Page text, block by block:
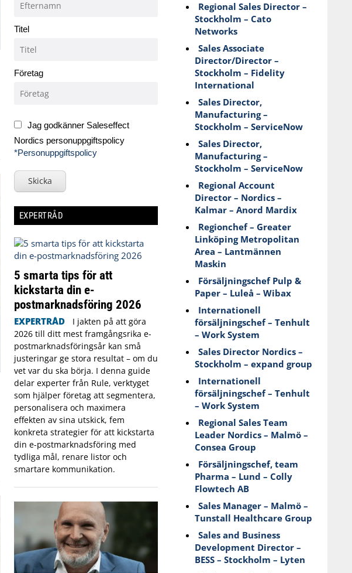
Titel
Företag
Jag godkänner Saleseffect
Nordics personuppgiftspolicy
*Personuppgiftspolicy
Skicka
EXPERTRÅD
5 smarta tips för att
kickstarta din e-
postmarknadsföring 2026
EXPERTRÅD
I jakten på att göra
2026 till ditt mest framgångsrika e-
postmarknadsföringsår kan små
justeringar ge stora resultat – om du
vet var du ska börja. I denna guide
delar experter från Rule, verktyget
som hjälper företag att segmentera,
personalisera och maximera
effekten av sina utskick, fem
konkreta strategier för att kickstarta
din e-postmarknadsföring med
tydliga mål, renare listor och
smartare kommunikation.
Regional Sales Director –
Stockholm – Cato
Networks
Sales Associate
Director/Director –
Stockholm – Fidelity
International
Sales Director,
Manufacturing –
Stockholm – ServiceNow
Sales Director,
Manufacturing –
Stockholm – ServiceNow
Regional Account
Director – Nordics –
Kalmar – Anord Mardix
Regionchef – Greater
Linköping Metropolitan
Area – Lantmännen
Maskin
Försäljningschef Pulp &
Paper – Luleå – Wibax
Internationell
försäljningschef – Tenhult
– Work System
Sales Director Nordics –
Stockholm – expand group
Internationell
försäljningschef – Tenhult
– Work System
Regional Sales Team
Leader Nordics – Malmö –
Consea Group
Försäljningschef, team
Pharma – Lund – Colly
Flowtech AB
Sales Manager – Malmö –
Tunstall Healthcare Group
Sales and Business
Development Director –
BESS – Stockholm – Lyten